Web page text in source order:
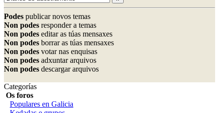
Podes publicar novos temas
Non podes responder a temas
Non podes editar as túas mensaxes
Non podes borrar as túas mensaxes
Non podes votar nas enquisas
Non podes adxuntar arquivos
Non podes descargar arquivos
Categorías
Os foros
Populares en Galicia